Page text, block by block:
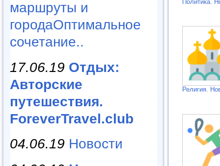
маршруты и
городаОптимальное
сочетание..
17.06.19 Отдых:
Авторские
путешествия.
ForeverTravel.club
04.06.19 Новости
Политика.
Религия.